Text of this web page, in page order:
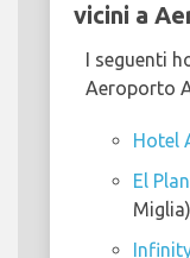
vicini a
I seguenti
Aeroporto
Hotel
El
Miglia)